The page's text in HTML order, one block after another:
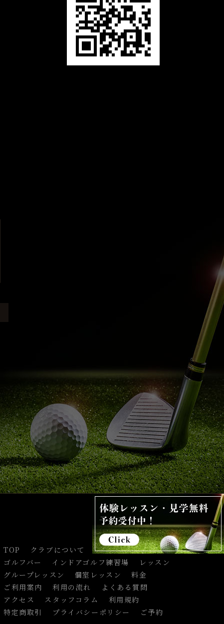
TOP クラブについて
インストラクター紹介
ゴルフバー
インドアゴルフ練習場
レッスン
グループレッスン
個室レッスン
料金
ご利用案内
利用の流れ
よくある質問
アクセス
スタッフコラム
利用規約
特定商取引
プライバシーポリシー ご予約